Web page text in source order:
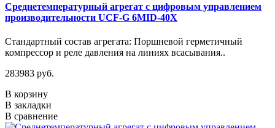
Среднетемпературный агрегат с цифровым управлением
производительности UCF-G 6MID-40X
Стандартный состав агрегата: Поршневой герметичный
компрессор и реле давления на линиях всасывания..
283983 руб.
В корзину
В закладки
В сравнение